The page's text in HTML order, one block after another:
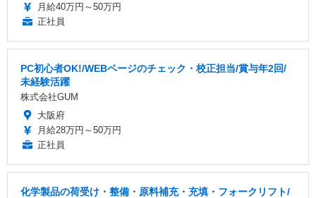
月給40万円～50万円
正社員
PC初心者OK!/WEBページのチェック・校正担当/賞与年2回/
未経験活躍
株式会社GUM
大阪府
月給28万円～50万円
正社員
化学製品の荷受け・整備・原料補充・充填・フォークリフト/